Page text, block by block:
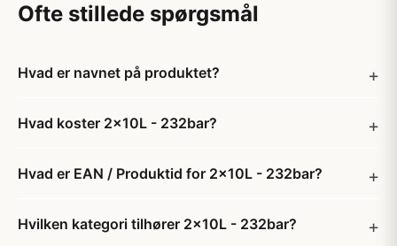
Ofte stillede spørgsmål
Hvad er navnet på produktet?
Hvad koster 2x10L - 232bar?
Hvad er EAN / Produktid for 2x10L - 232bar?
Hvilken kategori tilhører 2x10L - 232bar?